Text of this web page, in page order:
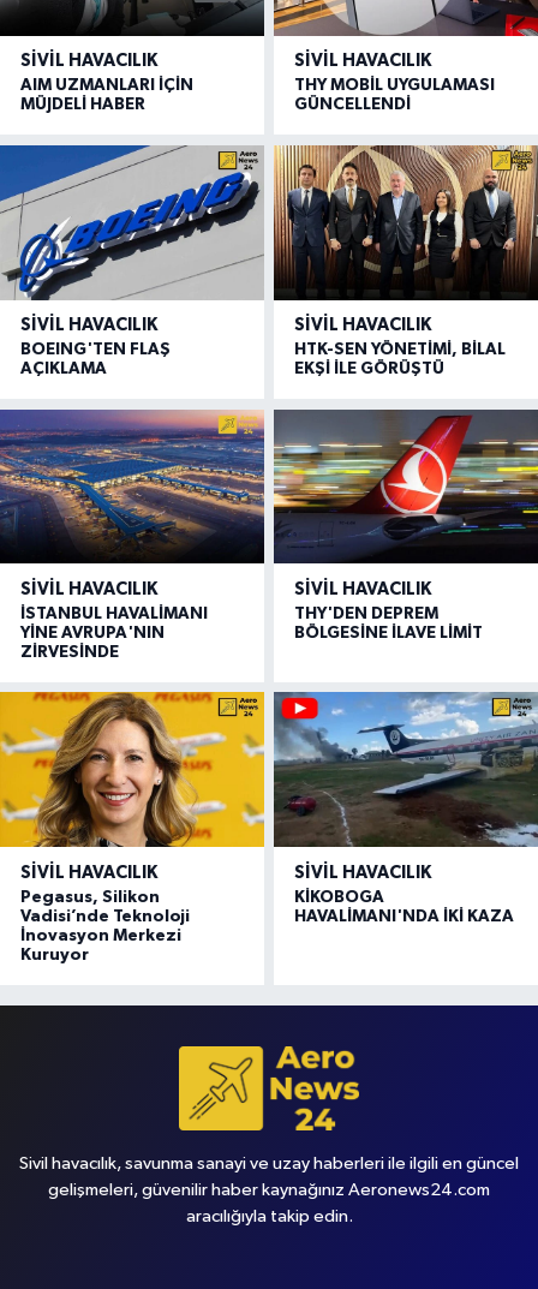
SIVIL HAVACILIK
AIM UZMANLARI İÇİN
MÜJDELİ HABER
SIVIL HAVACILIK
THY MOBİL UYGULAMASI
GÜNCELLENDİ
SIVIL HAVACILIK
BOEING'TEN FLAŞ
AÇIKLAMA
SIVIL HAVACILIK
HTK-SEN YÖNETİMİ, BİLAL
EKŞİ İLE GÖRÜŞTÜ
SIVIL HAVACILIK
İSTANBUL HAVALİMANI
YİNE AVRUPA'NIN
ZİRVESİNDE
SIVIL HAVACILIK
THY'DEN DEPREM
BÖLGESİNE İLAVE LİMİT
SIVIL HAVACILIK
Pegasus, Silikon
Vadisi’nde Teknoloji
İnovasyon Merkezi
Kuruyor
SIVIL HAVACILIK
KİKOBOGA
HAVALİMANI'NDA İKİ KAZA
Sivil havacılık, savunma sanayi ve uzay haberleri ile ilgili en güncel
gelişmeleri, güvenilir haber kaynağınız Aeronews24.com
aracılığıyla takip edin.